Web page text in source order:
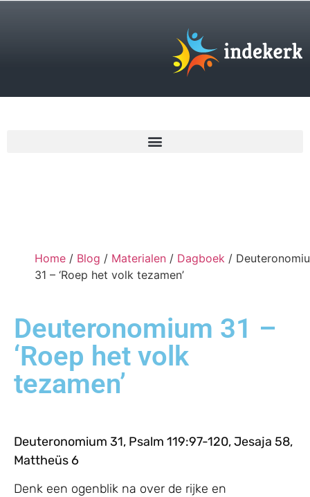
Home / Blog / Materialen / Dagboek /
31 – ‘Roep het volk tezamen’
Deuteronomium 31 –
‘Roep het volk
tezamen’
Deuteronomium 31, Psalm 119:97-120, Jesaja 58,
Mattheüs 6
Denk een ogenblik na over de rijke en